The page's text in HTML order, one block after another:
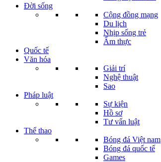
Đời sống
Cộng đồng mạng
Du lịch
Nhịp sống trẻ
Ẩm thực
Quốc tế
Văn hóa
Giải trí
Nghệ thuật
Sao
Pháp luật
Sự kiện
Hồ sơ
Tư vấn luật
Thể thao
Bóng đá Việt nam
Bóng đá quốc tế
Games